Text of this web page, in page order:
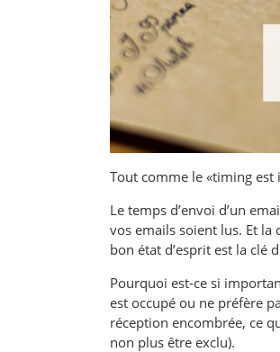
Tout comme le «timing est
Le temps d’envoi d’un
vos emails soient lus. Et
bon état d’esprit est la clé
Pourquoi est-ce si
est occupé ou ne préfère
réception encombrée, ce
non plus être exclu).